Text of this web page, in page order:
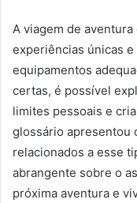
A viagem de
experiências únicas
equipamentos
certas, é possível
limites pessoais e
glossário apresentou
relacionados a esse
abrangente sobre o
próxima aventura e